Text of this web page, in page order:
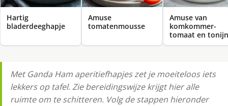
Hartig
bladerdeeghapje
Amuse
tomatenmousse
Amuse van
komkommer-
tomaat en tonijn
Met Ganda Ham aperitiefhapjes zet je moeiteloos iets
lekkers op tafel. Zie bereidingswijze krijgt hier alle
ruimte om te schitteren. Volg de stappen hieronder